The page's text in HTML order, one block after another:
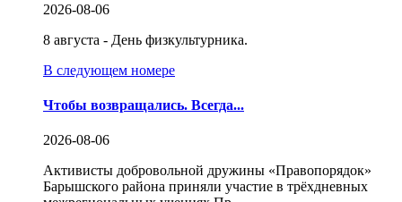
2026-08-06
8 августа - День физкультурника.
В следующем номере
Чтобы возвращались. Всегда...
2026-08-06
Активисты добровольной дружины «Правопорядок»
Барышского района приняли участие в трёхдневных